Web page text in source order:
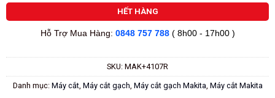
HẾT HÀNG
Hỗ Trợ Mua Hàng: 0848 757 788 ( 8h00 - 17h00 )
SKU: MAK+4107R
Danh mục: Máy cắt, Máy cắt gạch Máy cắt gạch Makita Máy cắt Makita